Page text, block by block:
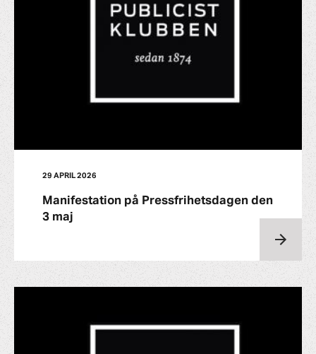
29 APRIL 2026
Manifestation på Pressfrihetsdagen den
3 maj